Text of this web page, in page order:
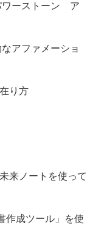
ワーストーン ア
アファメーショ
り方
来ノートを使って
作成ツール」を使